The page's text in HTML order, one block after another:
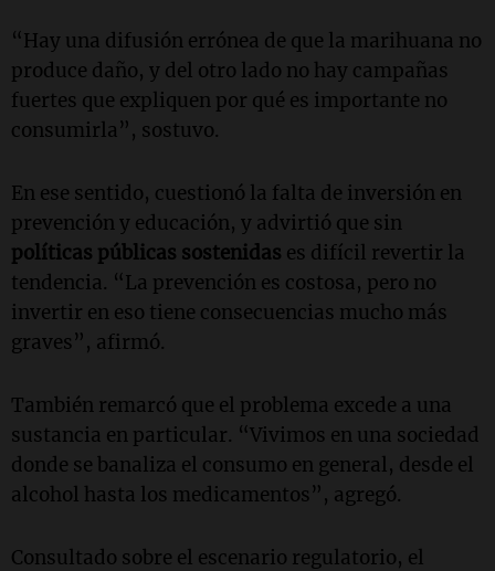
“Hay una difusión errónea de que la marihuana no
produce daño, y del otro lado no hay campañas
fuertes que expliquen por qué es importante no
consumirla”, sostuvo.
En ese sentido, cuestionó la falta de inversión en
prevención y educación, y advirtió que sin
políticas públicas sostenidas es difícil revertir la
tendencia. “La prevención es costosa, pero no
invertir en eso tiene consecuencias mucho más
graves”, afirmó.
También remarcó que el problema excede a una
sustancia en particular. “Vivimos en una sociedad
donde se banaliza el consumo en general, desde el
alcohol hasta los medicamentos”, agregó.
Consultado sobre el escenario regulatorio, el